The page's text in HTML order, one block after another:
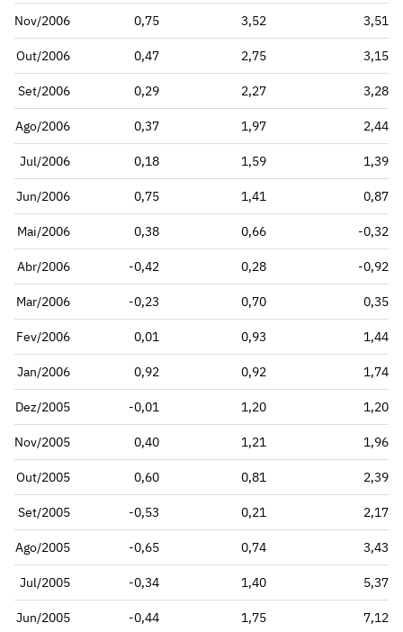
Nov/2006 0,75 3,52 3,51
Out/2006 0,47 2,75 3,15
Set/2006 0,29 2,27 3,28
Ago/2006 0,37 1,97 2,44
Jul/2006 0,18 1,59 1,39
Jun/2006 0,75 1,41 0,87
Mai/2006 0,38 0,66 -0,32
Abr/2006 -0,42 0,28 -0,92
Mar/2006 -0,23 0,70 0,35
Fev/2006 0,01 0,93 1,44
Jan/2006 0,92 0,92 1,74
Dez/2005 -0,01 1,20 1,20
Nov/2005 0,40 1,21 1,96
Out/2005 0,60 0,81 2,39
Set/2005 -0,53 0,21 2,17
Ago/2005 -0,65 0,74 3,43
Jul/2005 -0,34 1,40 5,37
Jun/2005 -0,44 1,75 7,12